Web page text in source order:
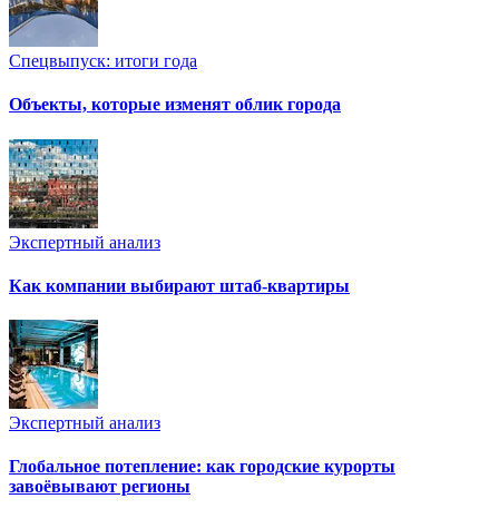
Спецвыпуск: итоги года
Объекты, которые изменят облик города
Экспертный анализ
Как компании выбирают штаб-квартиры
Экспертный анализ
Глобальное потепление: как городские курорты
завоёвывают регионы